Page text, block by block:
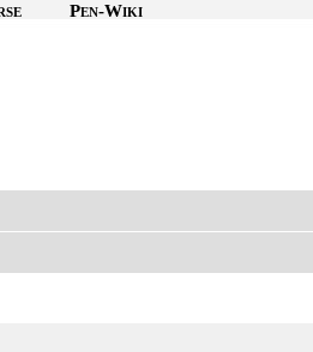
Pen-Wiki